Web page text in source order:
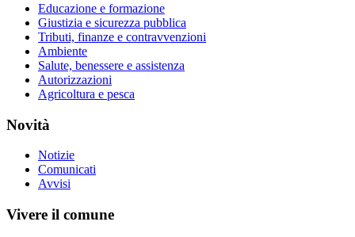
Educazione e formazione
Giustizia e sicurezza pubblica
Tributi, finanze e contravvenzioni
Ambiente
Salute, benessere e assistenza
Autorizzazioni
Agricoltura e pesca
Novità
Notizie
Comunicati
Avvisi
Vivere il comune